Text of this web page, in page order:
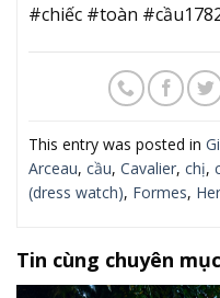
#chiếc #toàn
This entry was posted in
Arceau, cầu, Cavalier, chị,
(dress watch), Formes,
Tin cùng chuyên